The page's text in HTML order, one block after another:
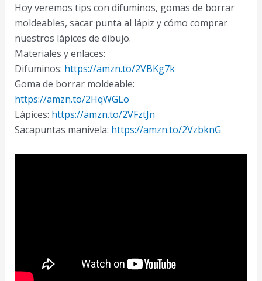
Hoy veremos tips con difuminos, gomas de borrar
moldeables, sacar punta al lápiz y cómo comprar
nuestros lápices de dibujo.
Materiales y enlaces:
Difuminos: https://amzn.to/2VBKg7k
Goma de borrar moldeable:
https://amzn.to/2HqWGLo
Lápices: https://amzn.to/2VFztJn
Sacapuntas manivela: https://amzn.to/2VzbknG